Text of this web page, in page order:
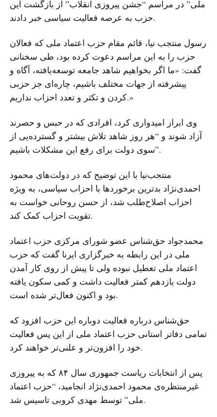
ملی” در مراسم “جشن پیروزی انقلاب” از بازگشت این
حزب به عرصه فعالیت سیاسی خبر دادند.
رسول منتجب نیا، قائم مقام حزب اعتماد ملی که فعالان
حزب را به این مراسم دعوت کرده بود، طی سخنانی
گفت: «ما اگر بخواهیم شاهد جامعه توسعه‌یافته، آگاه و
پیشرفته از جهات مختلف باشیم، چاره‌‌ای جز حزبی
کردن و تکثر و تعدد احزاب نداریم.»
وی ابراز امیدواری کرد، افرادی که در حبس و حصرند
آزاد شوند و “هر روز شاهد تلاش بیشتر و گسترده‌یی از
سوی دولت برای رفع این مشکلات باشیم”.
منتجب‌نیا با این توضیح که در دولت‌های محمود
احمدی‌نژاد بدترین برخوردها با احزاب سیاسی، به ویژ‌ه
احزاب اصلاح‌طلب شد، از حسن روحانی خواست به
تقویت احزاب کمک کند.
محمدجواد حق‌شناس عضو شورای مرکزی حزب اعتماد
ملی در این رابطه به خبرگزاری ایرنا گفت که حزب
اعتماد ملی تعطیل نبوده ولی تا پیش از روی کار آمدن
دولت یازدهم کمتر فعالیت داشت و کمی سکون یافته
بود و اکنون فعال‌تر شده است.
حق‌‌شناس درباره فعالیت دوباره این حزب افزود که
تمامی دفاتر استانی حزب اعتماد ملی از این پس فعالیت
خود را افزون‌‌تر و علنی‌تر خواهند کرد.
پس از انتخابات ریاست جمهوری سال ۸۴ که به پیروزی
غیرمنتظره‌ی محمود احمدی‌نژاد انجامید، “حزب اعتماد
ملی” توسط مهدی کروبی تاسیس شد.